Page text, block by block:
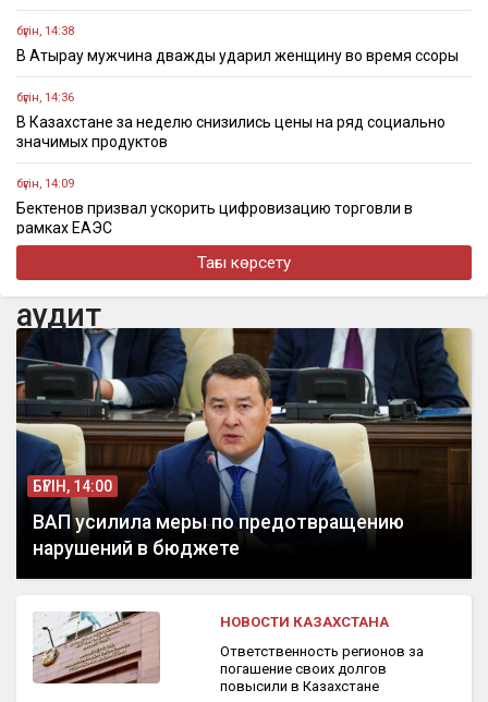
бүгін, 14:38
В Атырау мужчина дважды ударил женщину во время ссоры
бүгін, 14:36
В Казахстане за неделю снизились цены на ряд социально
значимых продуктов
бүгін, 14:09
Бектенов призвал ускорить цифровизацию торговли в
рамках ЕАЭС
Ақтауда балкон арқылы үйге кірмек болған ер адам 12-
қабаттан құлап кетті
Тағы көрсету
аудит
БҮГІН, 14:00
ВАП усилила меры по предотвращению
нарушений в бюджете
НОВОСТИ КАЗАХСТАНА
Ответственность регионов за
погашение своих долгов
повысили в Казахстане